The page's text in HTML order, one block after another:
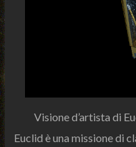
Visione d’artista di
Euclid è una missione di